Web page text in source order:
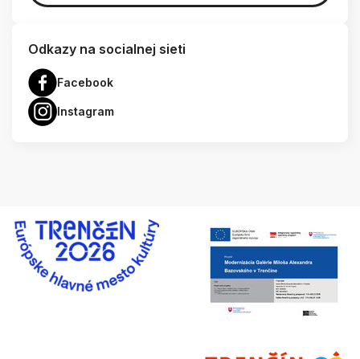
Odkazy na socialnej sieti
Facebook
Instagram